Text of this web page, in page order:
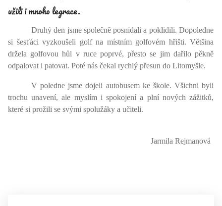
užili i mnoho legrace.
Druhý den jsme společně posnídali a poklidili. Dopoledne
si šesťáci vyzkoušeli golf na místním golfovém hřišti. Většina
držela golfovou hůl v ruce poprvé, přesto se jim dařilo pěkně
odpalovat i patovat. Poté nás čekal rychlý přesun do Litomyšle.
V poledne jsme dojeli autobusem ke škole. Všichni byli
trochu unavení, ale myslím i spokojení a plní nových zážitků,
které si prožili se svými spolužáky a učiteli.
Jarmila Rejmanová